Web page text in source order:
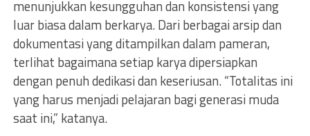
menunjukkan kesungguhan dan konsistensi yang
luar biasa dalam berkarya. Dari berbagai arsip dan
dokumentasi yang ditampilkan dalam pameran,
terlihat bagaimana setiap karya dipersiapkan
dengan penuh dedikasi dan keseriusan. “Totalitas ini
yang harus menjadi pelajaran bagi generasi muda
saat ini,” katanya.